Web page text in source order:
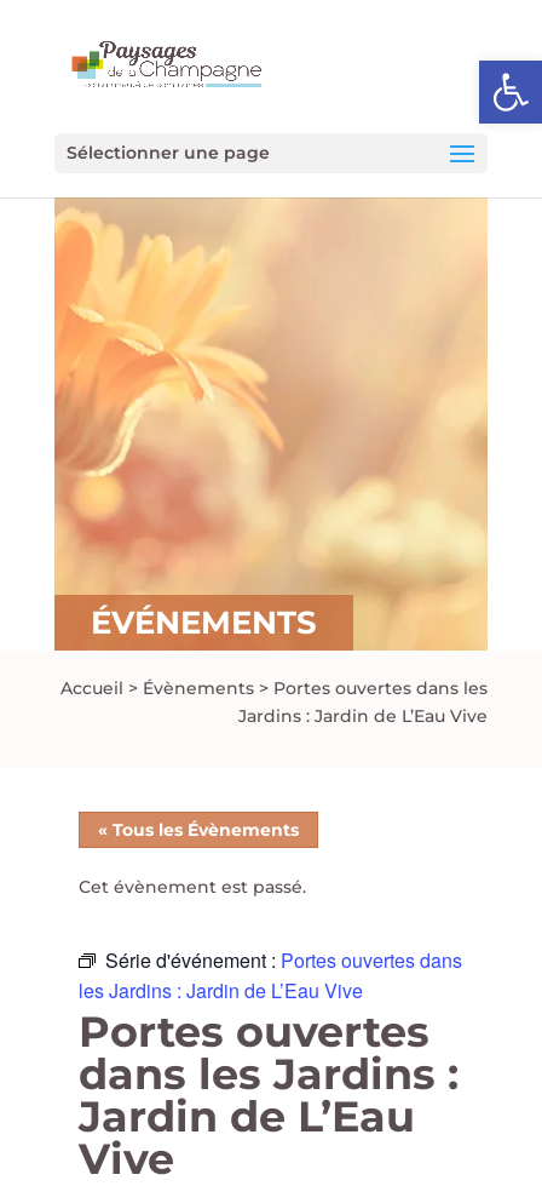
Ouvrir
Sélectionner une page
ÉVÉNEMENTS
Accueil > Évènements > Portes ouvertes dans les
Jardins : Jardin de L’Eau Vive
« Tous les Évènements
Cet évènement est passé.
Série d'événement : Portes ouvertes dans
les Jardins : Jardin de L’Eau Vive
Portes ouvertes
dans les Jardins :
Jardin de L’Eau
Vive